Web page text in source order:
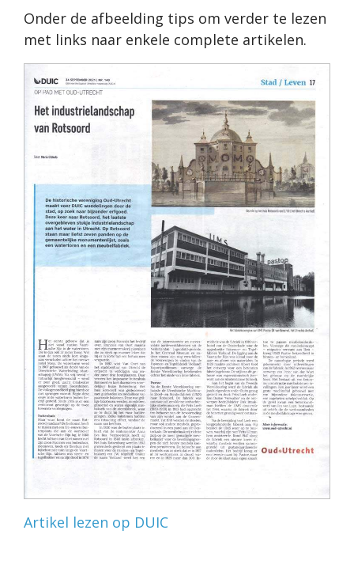
Onder de afbeelding tips om verder te lezen
met links naar enkele complete artikelen.
Artikel lezen op DUIC